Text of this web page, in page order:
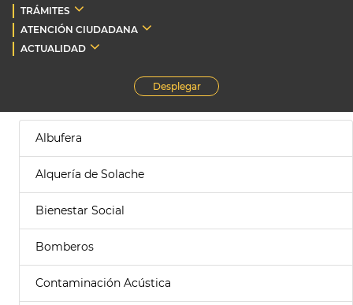
TRÁMITES
ATENCIÓN CIUDADANA
ACTUALIDAD
Desplegar
Albufera
Alquería de Solache
Bienestar Social
Bomberos
Contaminación Acústica